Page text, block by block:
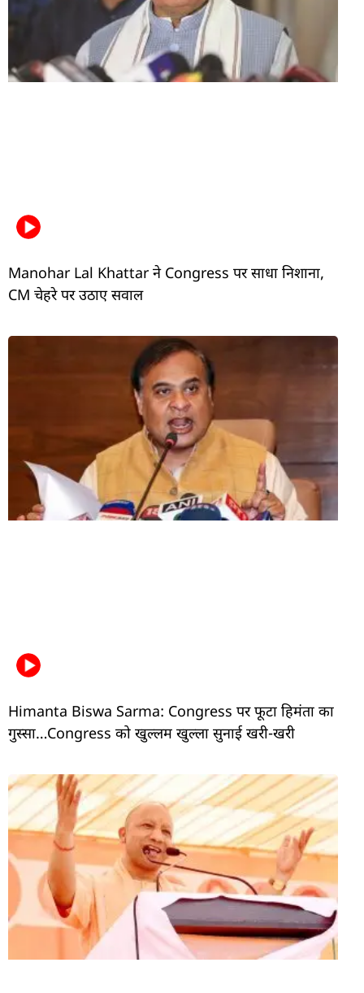
Manohar Lal Khattar ने Congress पर साधा निशाना,
CM चेहरे पर उठाए सवाल
Himanta Biswa Sarma: Congress पर फूटा हिमंता का
गुस्सा…Congress को खुल्लम खुल्ला सुनाई खरी-खरी